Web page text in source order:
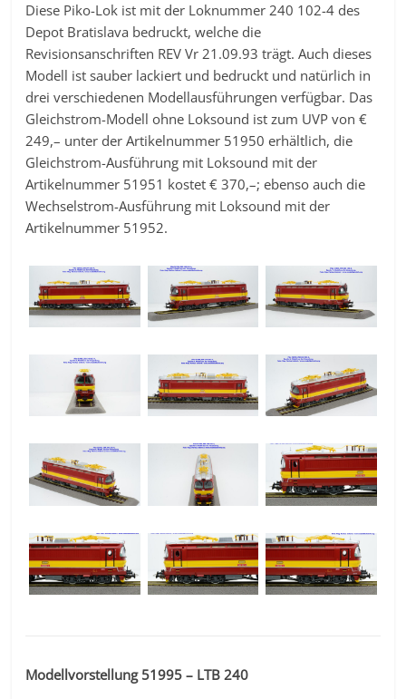
Diese Piko-Lok ist mit der Loknummer 240 102-4 des
Depot Bratislava bedruckt, welche die
Revisionsanschriften REV Vr 21.09.93 trägt. Auch dieses
Modell ist sauber lackiert und bedruckt und natürlich in
drei verschiedenen Modellausführungen verfügbar. Das
Gleichstrom-Modell ohne Loksound ist zum UVP von €
249,– unter der Artikelnummer 51950 erhältlich, die
Gleichstrom-Ausführung mit Loksound mit der
Artikelnummer 51951 kostet € 370,–; ebenso auch die
Wechselstrom-Ausführung mit Loksound mit der
Artikelnummer 51952.
Modellvorstellung 51995 – LTB 240